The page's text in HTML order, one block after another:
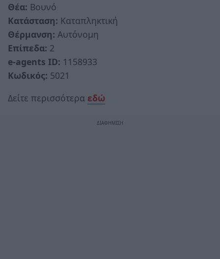
Θέα: Βουνό
Κατάσταση: Καταπληκτική
Θέρμανση: Αυτόνομη
Επίπεδα: 2
e-agents ID: 1158933
Κωδικός: 5021
Δείτε περισσότερα εδώ